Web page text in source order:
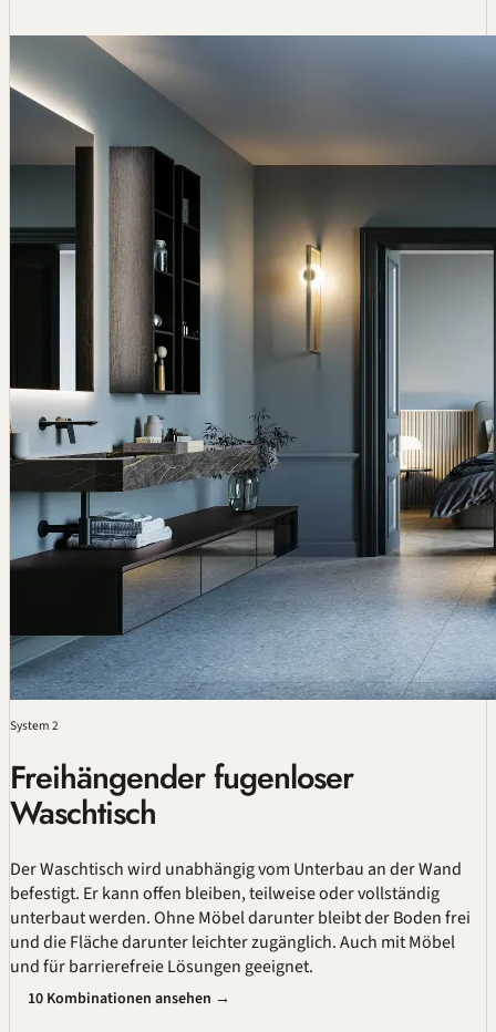
System 2
Freihängender fugenloser
Waschtisch
Der Waschtisch wird unabhängig vom Unterbau an der Wand
befestigt. Er kann offen bleiben, teilweise oder vollständig
unterbaut werden. Ohne Möbel darunter bleibt der Boden frei
und die Fläche darunter leichter zugänglich. Auch mit Möbel
und für barrierefreie Lösungen geeignet.
10 Kombinationen ansehen →